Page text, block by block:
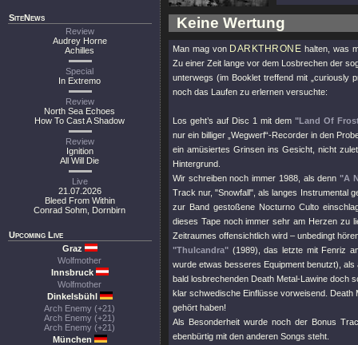
SiteNews
Review
Audrey Horne
Achilles
Special
In Extremo
Review
North Sea Echoes
How To Cast A Shadow
Review
Ignition
All Will Die
Live
21.07.2026
Bleed From Within
Conrad Sohm, Dornbirn
Upcoming Live
Graz
Wolfmother
Innsbruck
Wolfmother
Dinkelsbühl
Arch Enemy (+21)
Arch Enemy (+21)
Arch Enemy (+21)
München
Keine Wertung
Man mag von DARKTHRONE halten, was
Zu einer Zeit lange vor dem Losbrechen der
unterwegs (im Booklet treffend mit „curiously
noch das Laufen zu erlernen versuchte:
Los geht’s auf Disc 1 mit dem "Land Of
nur ein billiger „Wegwerf“-Recorder in den
ein amüsiertes Grinsen ins Gesicht, nicht
Hintergrund.
Wir schreiben noch immer 1988, als denn"A
Track nur,"Snowfall" , als langes Instrumental
zur Band gestoßene Nocturno Culto
dieses Tape noch immer sehr am Herzen zu
Zeitraumes offensichtlich wird – unbedingt
"Thulcandra" (1989), das letzte mit Fenriz
wurde etwas besseres Equipment benutzt),
bald losbrechenden Death Metal-Lawine doch
klar schwedische Einflüsse vorweisend. Death
gehört haben!
Als Besonderheit wurde noch der Bonus
ebenbürtig mit den anderen Songs steht.